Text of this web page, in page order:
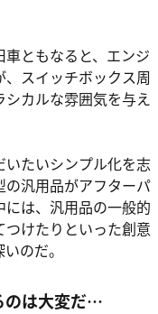
ともなると、エンジ
スイッチボックス周
カルな雰囲気を与え
たいシンプル化を志
汎用品がアフターパ
は、汎用品の一般的
けたりといった創意
のだ。
のは大変だ…